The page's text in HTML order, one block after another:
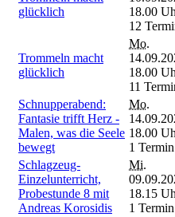
glücklich
18.00
12
Trommeln macht
glücklich
Mo.
18.00
11
Schnupperabend:
Fantasie trifft Herz -
Malen, was die Seele
bewegt
Mo.
18.00
1 Termin
Schlagzeug-
Einzelunterricht,
Probestunde 8 mit
Andreas Korosidis
Mi.
18.15
1 Termin